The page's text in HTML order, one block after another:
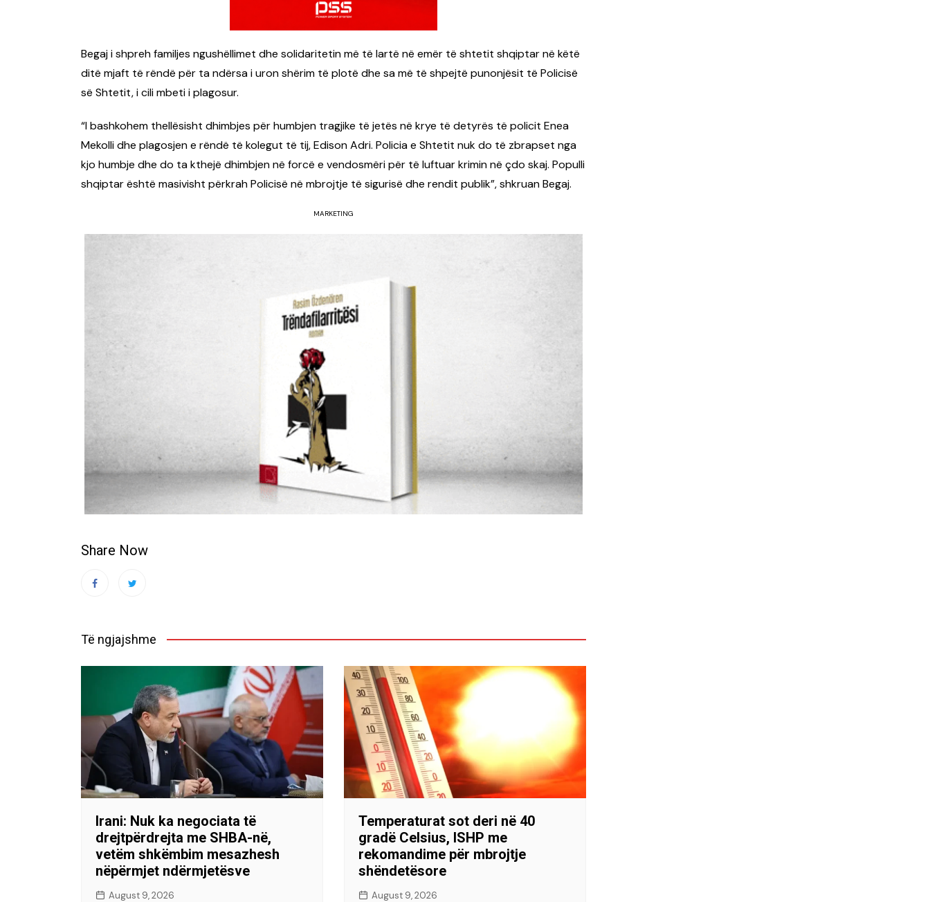
Begaj i shpreh familjes ngushëllimet dhe solidaritetin më të lartë në emër të shtetit shqiptar në këtë
ditë mjaft të rëndë për ta ndërsa i uron shërim të plotë dhe sa më të shpejtë punonjësit të Policisë
së Shtetit, i cili mbeti i plagosur.
“I bashkohem thellësisht dhimbjes për humbjen tragjike të jetës në krye të detyrës të policit Enea
Mekolli dhe plagosjen e rëndë të kolegut të tij, Edison Adri. Policia e Shtetit nuk do të zbrapset nga
kjo humbje dhe do ta kthejë dhimbjen në forcë e vendosmëri për të luftuar krimin në çdo skaj. Populli
shqiptar është masivisht përkrah Policisë në mbrojtje të sigurisë dhe rendit publik”, shkruan Begaj.
MARKETING
Share Now
Të ngjajshme
Irani: Nuk ka negociata të
drejtpërdrejta me SHBA-në,
vetëm shkëmbim mesazhesh
nëpërmjet ndërmjetësve
August 9, 2026
Temperaturat sot deri në 40
gradë Celsius, ISHP me
rekomandime për mbrojtje
shëndetësore
August 9, 2026